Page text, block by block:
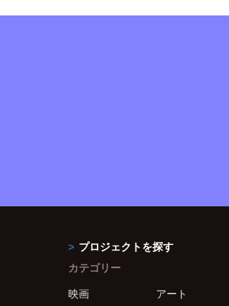
プロジェクトを探す
カテゴリー
映画
アート